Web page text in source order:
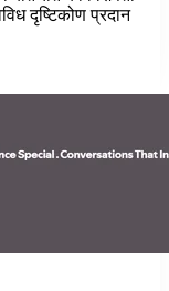
दृष्टिकोण प्रदान